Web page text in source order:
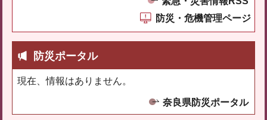
防災・危機管理ページ
防災ポータル
現在、情報はありません。
奈良県防災ポータル